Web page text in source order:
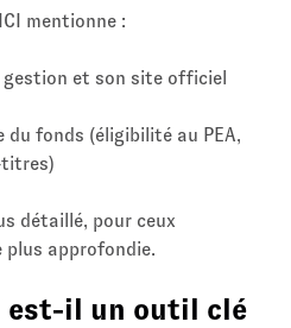
mentionne :
gestion et son site officiel
fonds (éligibilité au PEA,
titres)
détaillé, pour ceux
approfondie.
est-il un outil clé